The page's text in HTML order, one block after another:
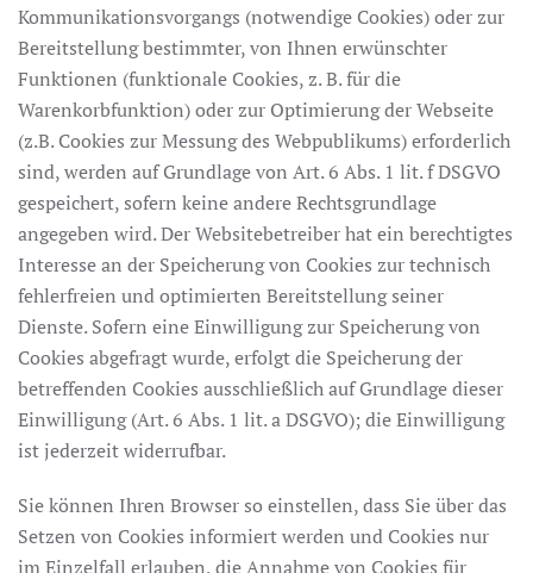
Kommunikationsvorgangs (notwendige Cookies) oder zur
Bereitstellung bestimmter, von Ihnen erwünschter
Funktionen (funktionale Cookies, z. B. für die
Warenkorbfunktion) oder zur Optimierung der Webseite
(z.B. Cookies zur Messung des Webpublikums) erforderlich
sind, werden auf Grundlage von Art. 6 Abs. 1 lit. f DSGVO
gespeichert, sofern keine andere Rechtsgrundlage
angegeben wird. Der Websitebetreiber hat ein berechtigtes
Interesse an der Speicherung von Cookies zur technisch
fehlerfreien und optimierten Bereitstellung seiner
Dienste. Sofern eine Einwilligung zur Speicherung von
Cookies abgefragt wurde, erfolgt die Speicherung der
betreffenden Cookies ausschließlich auf Grundlage dieser
Einwilligung (Art. 6 Abs. 1 lit. a DSGVO); die Einwilligung
ist jederzeit widerrufbar.
Sie können Ihren Browser so einstellen, dass Sie über das
Setzen von Cookies informiert werden und Cookies nur
im Einzelfall erlauben, die Annahme von Cookies für